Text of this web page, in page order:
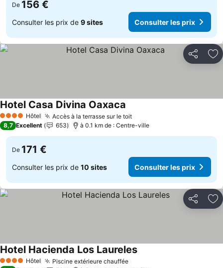
De 156 €
Consulter les prix de 9 sites Consulter les prix
Partager
4 Étoiles Hôtel Accès à la terrasse sur le toit
Hotel Casa Divina Oaxaca
8,7 Excellent 653 à 0.1 km de : Centre-ville
De 171 €
Consulter les prix de 10 sites Consulter les prix
Partager
4 Étoiles Hôtel Piscine extérieure chauffée
Hotel Hacienda Los Laureles